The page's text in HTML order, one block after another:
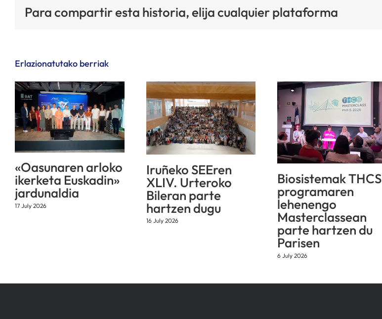
Para compartir esta historia, elija cualquier plataforma
Erlazionatutako berriak
«Oasunaren arloko
ikerketa Euskadin»
jardunaldia
17 July 2026
Iruñeko SEEren
XLIV. Urteroko
Bileran parte
hartzen dugu
16 July 2026
Biosistemak THCS
programaren
lehenengo
Masterclassean
parte hartzen du
Parisen
6 July 2026